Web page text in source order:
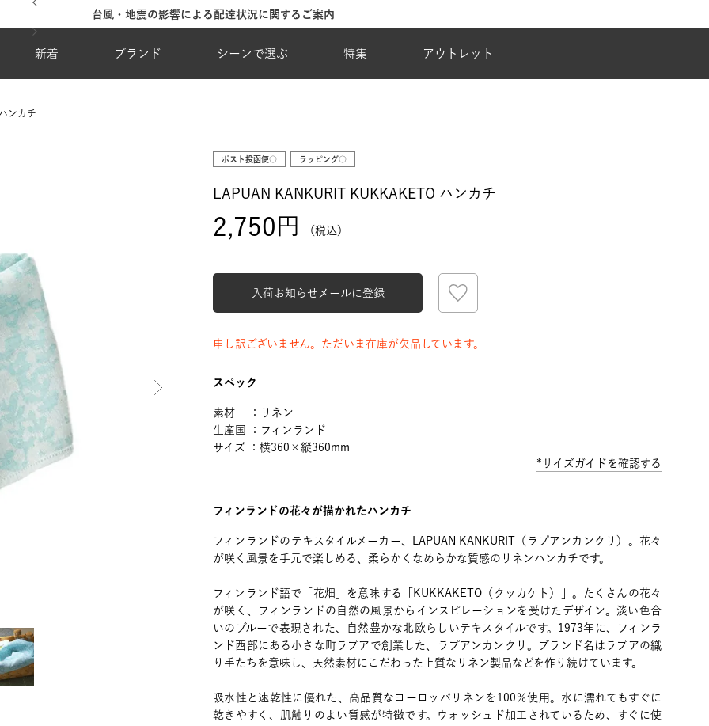
台風・地震の影響による配達状況に関するご案内
新着 ブランド シーンで選ぶ 特集 アウトレット
ンカチ
ポスト投函便○ ラッピング○
LAPUAN KANKURIT KUKKAKETO ハンカチ
2,750 税込
入荷お知らせメールに登録
申し訳ございません。ただいま在庫が欠品しています。
スペック
素材 ：リネン
生産国 ：フィンランド
サイズ ：横360×縦360mm
*サイズガイドを確認する
フィンランドの花々が描かれたハンカチ
フィンランドのテキスタイルメーカー、LAPUAN KANKURIT（ラプアンカンクリ）。花々
が咲く風景を手元で楽しめる、柔らかくなめらかな質感のリネンハンカチです。
フィンランド語で「花畑」を意味する「KUKKAKETO（クッカケト）」。たくさんの花々
が咲く、フィンランドの自然の風景からインスピレーションを受けたデザイン。淡い色合
いのブルーで表現された、自然豊かな北欧らしいテキスタイルです。1973年に、フィンラ
ンド西部にある小さな町ラプアで創業した、ラプアンカンクリ。ブランド名はラプアの織
り手たちを意味し、天然素材にこだわった上質なリネン製品などを作り続けています。
吸水性と速乾性に優れた、高品質なヨーロッパリネンを100％使用。水に濡れてもすぐに
乾きやすく、肌触りのよい質感が特徴です。ウォッシュド加工されているため、すぐに使